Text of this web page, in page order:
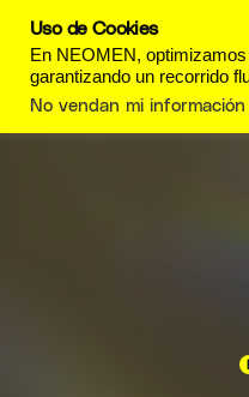
Uso de Cookies
En NEOMEN,
garantizando un recorrido
No vendan mi